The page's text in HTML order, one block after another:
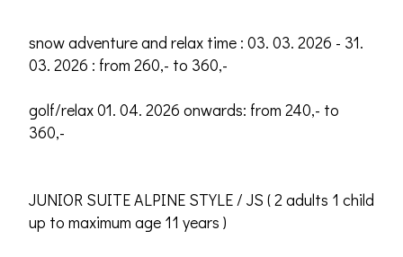
snow adventure and relax time : 03. 03. 2026 - 31.
03. 2026 : from 260,- to 360,-
golf/relax 01. 04. 2026 onwards: from 240,- to
360,-
JUNIOR SUITE ALPINE STYLE / JS ( 2 adults 1 child
up to maximum age 11 years )